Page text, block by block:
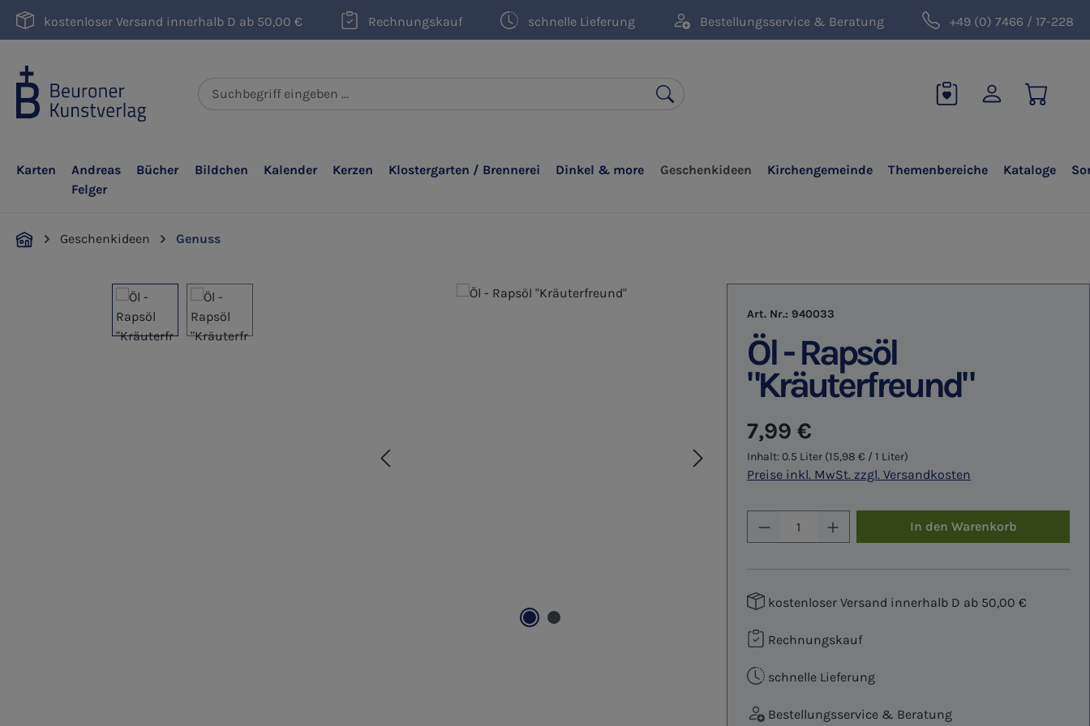
Hauptinhalt springen
Zur Suche springen
Zur Hauptnavigation springen
kostenloser Versand innerhalb D ab 50,00 € Rechnungskauf schnelle Lieferung Bestellungsservice & Beratung +49 (0) 7466 / 17-228
Karten
Andreas
Felger
Bücher Bildchen Kalender Kerzen Klostergarten / Brennerei Dinkel & more Geschenkideen Kirchengemeinde Themenbereiche Kataloge
Geschenkideen Genuss
Bildergalerie überspringen
Art. Nr.: 940033
Öl - Rapsöl
"Kräuterfreund"
Regulärer Preis:
7,99 €
Inhalt:0.5 Liter (15,98 € / 1 Liter)
Preise inkl. MwSt. zzgl. Versandkosten
Produkt Anzahl: Gib den
In den Warenkorb
kostenloser Versand innerhalb D ab 50,00 €
Rechnungskauf
schnelle Lieferung
Bestellungsservice & Beratung